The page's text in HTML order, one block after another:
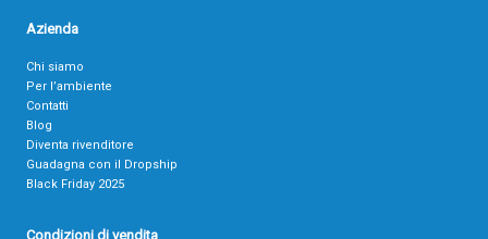
Azienda
Chi siamo
Per l’ambiente
Contatti
Blog
Diventa rivenditore
Guadagna con il Dropship
Black Friday 2025
Condizioni di vendita